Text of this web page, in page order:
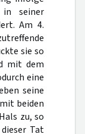
in seiner
Am 4.
sie so
mit dem
eine
seine
beiden
zu, so
Tat